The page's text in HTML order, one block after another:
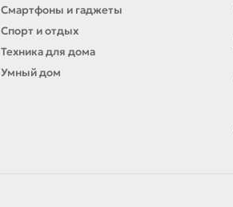
Смартфоны и гаджеты
Спорт и отдых
Техника для дома
Умный дом